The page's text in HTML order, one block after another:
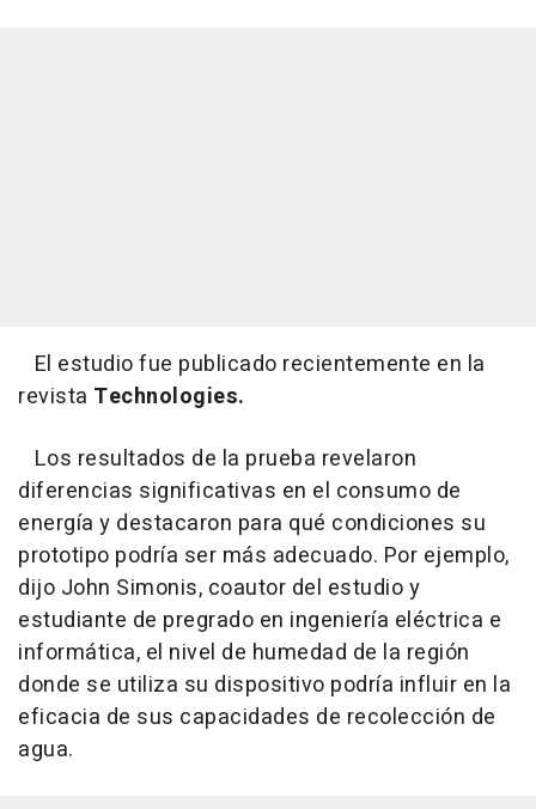
El estudio fue publicado recientemente en la
revista Technologies.
Los resultados de la prueba revelaron
diferencias significativas en el consumo de
energía y destacaron para qué condiciones su
prototipo podría ser más adecuado. Por ejemplo,
dijo John Simonis, coautor del estudio y
estudiante de pregrado en ingeniería eléctrica e
informática, el nivel de humedad de la región
donde se utiliza su dispositivo podría influir en la
eficacia de sus capacidades de recolección de
agua.